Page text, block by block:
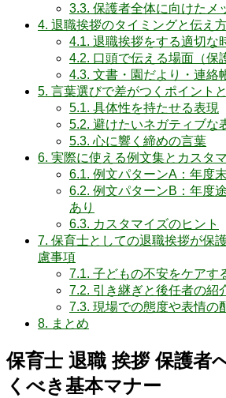
3.3. 保護者全体に向けたメ
4. 退職挨拶のタイミングと伝え
4.1. 退職挨拶をする適切な
4.2. 口頭で伝える場面（保
4.3. 文書・園だより・連絡
5. 言葉選びで差がつくポイント
5.1. 具体性を持たせる表現
5.2. 避けたいネガティブな
5.3. 心に響く締めの言葉
6. 実際に使える例文集とカスタ
6.1. 例文パターンA：年度
6.2. 例文パターンB：年度
あり
6.3. カスタマイズのヒント
7. 保育士としての退職挨拶が保
慮事項
7.1. 子どもの不安をケアす
7.2. 引き継ぎと後任者の紹
7.3. 現場での態度や表情の
8. まとめ
保育士 退職 挨拶 保護者
くべき基本マナー